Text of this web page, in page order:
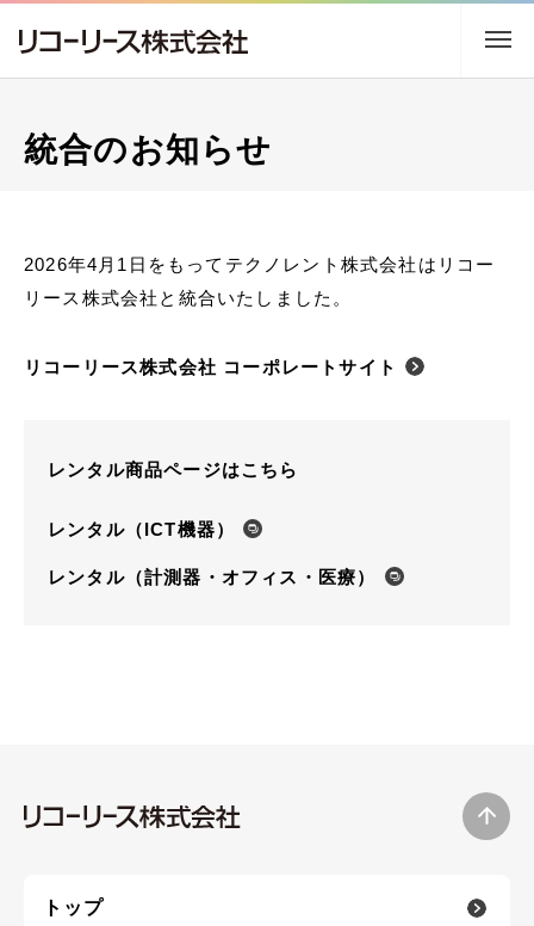
サステナビリティ
株主・投資家情報
English
統合のお知らせ
2026年4月1日をもってテクノレント株式会社はリコー
リース株式会社と統合いたしました。
リコーリース株式会社 コーポレートサイト
レンタル商品ページはこちら
レンタル（ICT機器）
レンタル（計測器・オフィス・医療）
トップ